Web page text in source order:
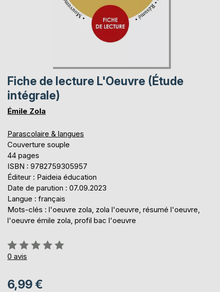
Fiche de lecture L'Oeuvre (Étude
intégrale)
Émile Zola
Parascolaire & langues
Couverture souple
44 pages
ISBN : 9782759305957
Éditeur : Paideia éducation
Date de parution : 07.09.2023
Langue : français
Mots-clés : l'oeuvre zola, zola l'oeuvre, résumé l'oeuvre,
l'oeuvre émile zola, profil bac l'oeuvre
Évaluation:
0%
0 avis
6,99 €